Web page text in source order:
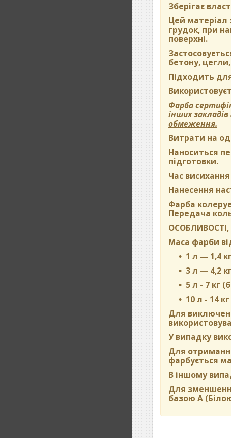
Зберігає
Цей матеріал
грудок, при
поверхні.
бетону,
Підходить
Фарба
інших
обмеження.
Витрати на
Наноситься
підготовки.
Час
Нанесення
Фарба
Передача
ОСОБЛИВОСТІ,
Маса фарби
1 л — 1,4
3 л — 4,2
5 л - 7 кг
10 л - 14
Для
У випадку
Для
фарбується
В іншому
Для
базою А